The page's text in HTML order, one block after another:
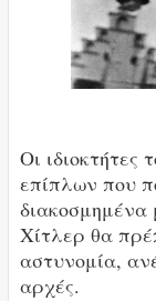
Οι ιδιοκτήτες
επίπλων που
Χίτλερ θα
αστυνομία,
αρχές.